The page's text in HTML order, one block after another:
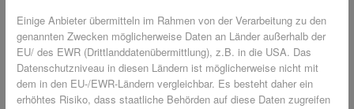
Arten von Insektenschutzgittern ohne
Bohren 🔩
Es gibt inzwischen zahlreiche qualitativ hochwertige und
zuverlässige Gitter, die ohne Bohren montiert werden
Einige Anbieter übermitteln im Rahmen von der Verarbeitung zu den
genannten Zwecken möglicherweise Daten an Länder außerhalb der
EU/ des EWR (Drittlanddatenübermittlung), z.B. in die USA. Das
Datenschutzniveau in diesen Ländern ist möglicherweise nicht mit
dem in den EU-/EWR-Ländern vergleichbar. Es besteht daher ein
erhöhtes Risiko, dass staatliche Behörden auf diese Daten zugreifen